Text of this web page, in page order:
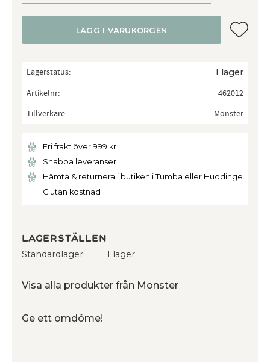
LÄGG I VARUKORGEN Lägg
Lagerstatus I lager
Artikelnr
462012
Tillverkare
Monster
Fri frakt över 999 kr
Snabba leveranser
Hämta & returnera i butiken i Tumba eller Huddinge
C utan kostnad
Lagerställen
Standardlager I lager
Visa alla produkter från Monster
Ge ett omdöme!